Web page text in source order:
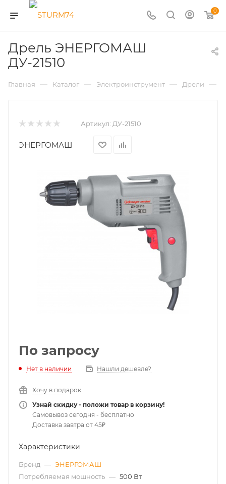
0
Дрель ЭНЕРГОМАШ
ДУ-21510
Главная — Каталог — Электроинструмент — Дрели —
Артикул: ДУ-21510
ЭНЕРГОМАШ
По запросу
Нет в наличии Нашли дешевле?
Хочу в подарок
Узнай скидку - положи товар в корзину!
Самовывоз сегодня - бесплатно
Доставка завтра от 45₽
Характеристики
Бренд — ЭНЕРГОМАШ
Потребляемая мощность — 500 Вт